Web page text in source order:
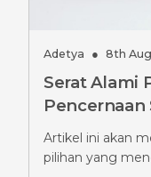
Adetya ● 8th
Serat Alami
Pencernaan
Pilihannya
Artikel ini akan
pilihan yang